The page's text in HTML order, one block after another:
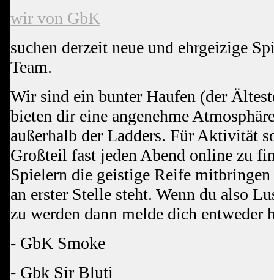
wir von GbK
suchen derzeit neue und ehrgeizige
Team.
Wir sind ein bunter Haufen (der
bieten dir eine angenehme
außerhalb der Ladders. Für Aktivität
Großteil fast jeden Abend online zu
Spielern die geistige Reife mitbringen
an erster Stelle steht. Wenn du also
zu werden dann melde dich
- GbK Smoke
- Gbk Sir Bluti